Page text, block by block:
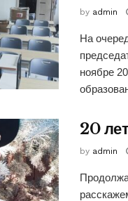
by admin
На
ноябре
20
by admin